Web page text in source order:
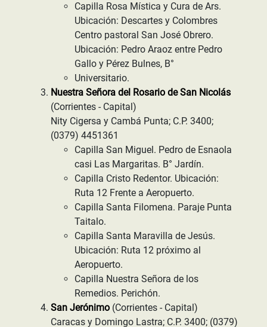
Capilla Rosa Mística y Cura de Ars.
Ubicación: Descartes y Colombres
Centro pastoral San José Obrero.
Ubicación: Pedro Araoz entre Pedro
Gallo y Pérez Bulnes, B°
Universitario.
Nuestra Señora del Rosario de San Nicolás
(Corrientes - Capital)
Nity Cigersa y Cambá Punta; C.P. 3400;
(0379) 4451361
Capilla San Miguel. Pedro de Esnaola
casi Las Margaritas. B° Jardín.
Capilla Cristo Redentor. Ubicación:
Ruta 12 Frente a Aeropuerto.
Capilla Santa Filomena. Paraje Punta
Taitalo.
Capilla Santa Maravilla de Jesús.
Ubicación: Ruta 12 próximo al
Aeropuerto.
Capilla Nuestra Señora de los
Remedios. Perichón.
San Jerónimo (Corrientes - Capital)
Caracas y Domingo Lastra; C.P. 3400; (0379)